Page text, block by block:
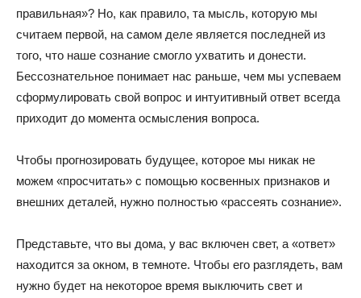
правильная»? Но, как правило, та мысль, которую мы
считаем первой, на самом деле является последней из
того, что наше сознание смогло ухватить и донести.
Бессознательное понимает нас раньше, чем мы успеваем
сформулировать свой вопрос и интуитивный ответ всегда
приходит до момента осмысления вопроса.
Чтобы прогнозировать будущее, которое мы никак не
можем «просчитать» с помощью косвенных признаков и
внешних деталей, нужно полностью «рассеять сознание».
Представьте, что вы дома, у вас включен свет, а «ответ»
находится за окном, в темноте. Чтобы его разглядеть, вам
нужно будет на некоторое время выключить свет и